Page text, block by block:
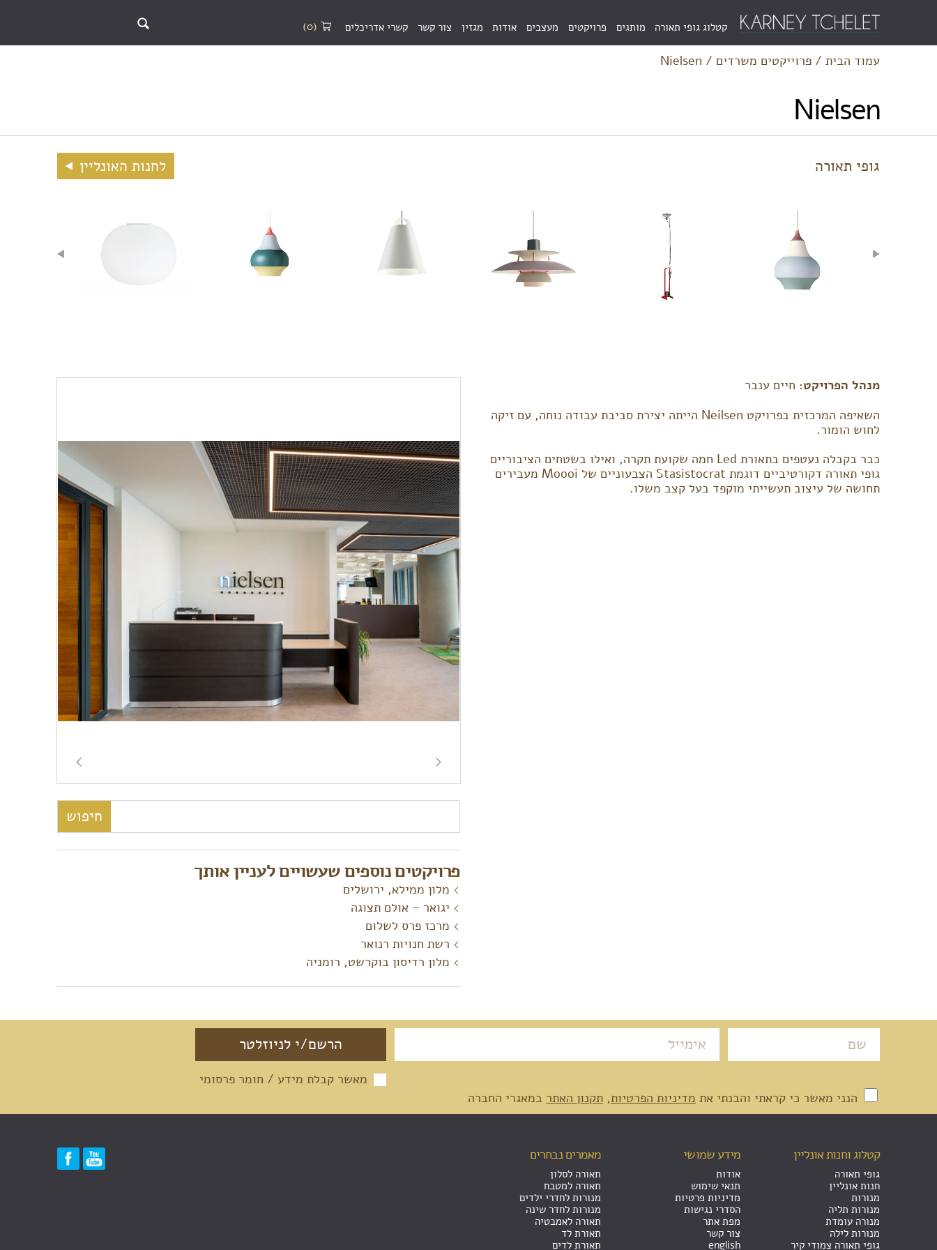
(0)
Menu
Bar
קטלוג גופי תאורה מותגים פרויקטים מעצבים אודות מגזין צור קשר קשרי אדריכלים
עמוד הבית / פרוייקטים משרדים /
Nielsen
Nielsen
גופי תאורה לחנות האונליין
מנהל הפרויקט: חיים ענבר
השאיפה המרכזית בפרויקט Neilsen הייתה יצירת סביבת עבודה נוחה, עם זיקה
לחוש הומור.
כבר בקבלה נעטפים בתאורת Led חמה שקועת תקרה, ואילו בשטחים הציבוריים
גופי תאורה דקורטיביים דוגמת Stasistocrat הצבעוניים של Moooi מעבירים
תחושה של עיצוב תעשייתי מוקפד בעל קצב משלו.
פרויקטים נוספים שעשויים לעניין אותך
מלון ממילא, ירושלים
יגואר – אולם תצוגה
מרכז פרס לשלום
רשת חנויות רנואר
מלון רדיסון בוקרשט, רומניה
מאשר קבלת מידע / חומר פרסומי
הנני מאשר כי קראתי והבנתי את מדיניות הפרטיות, תקנון האתר במאגרי החברה
קטלוג וחנות אונליין
גופי תאורה
חנות אונליין
מנורות
מנורות תליה
מנורה עומדת
מנורות לילה
גופי תאורה צמודי קיר
מידע שמושי
אודות
תנאי שימוש
מדיניות פרטיות
הסדרי נגישות
מפת אתר
צור קשר
english
מאמרים נבחרים
תאורה לסלון
תאורה למטבח
מנורות לחדרי ילדים
מנורות לחדר שינה
תאורה לאמבטיה
תאורת לד
תאורת לדים